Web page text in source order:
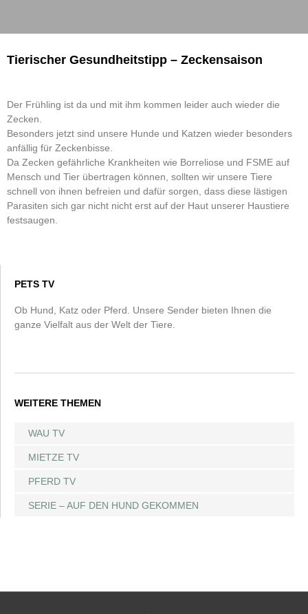
Tierischer Gesundheitstipp – Zeckensaison
Der Frühling ist da und mit ihm kommen leider auch wieder die
Zecken.
Besonders jetzt sind unsere Hunde und Katzen wieder besonders
anfällig für Zeckenbisse.
Da Zecken gefährliche Krankheiten wie Borreliose und FSME auf
Mensch und Tier übertragen können, sollten wir unsere Tiere
schnell von ihnen befreien und dafür sorgen, dass diese lästigen
Parasiten sich gar nicht nicht erst auf der Haut unserer Haustiere
festsaugen.
PETS TV
Ob Hund, Katz oder Pferd. Unsere Sender bieten Ihnen die
ganze Vielfalt aus der Welt der Tiere.
WEITERE THEMEN
WAU TV
MIETZE TV
PFERD TV
SERIE – AUF DEN HUND GEKOMMEN